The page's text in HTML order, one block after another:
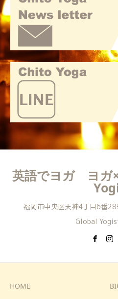
英語でヨガ ヨ
福岡市中央区天神4丁目6番
Global
HOME